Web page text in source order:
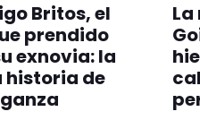
Britos, el
prendido
exnovia: la
de